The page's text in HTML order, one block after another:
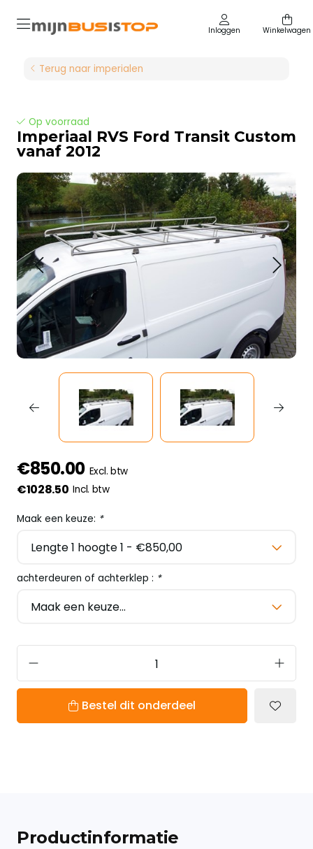
Inloggen Winkelwagen
Terug naar imperialen
Op voorraad
Imperiaal RVS Ford Transit Custom
vanaf 2012
€850.00 Excl. btw
€1028.50 Incl. btw
Maak een keuze: *
achterdeuren of achterklep : *
Bestel dit onderdeel
Productinformatie